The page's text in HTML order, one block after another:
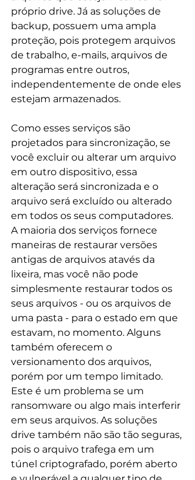
próprio drive. Já as soluções de
backup, possuem uma ampla
proteção, pois protegem arquivos
de trabalho, e-mails, arquivos de
programas entre outros,
independentemente de onde eles
estejam armazenados.
Como esses serviços são
projetados para sincronização, se
você excluir ou alterar um arquivo
em outro dispositivo, essa
alteração será sincronizada e o
arquivo será excluído ou alterado
em todos os seus computadores.
A maioria dos serviços fornece
maneiras de restaurar versões
antigas de arquivos atavés da
lixeira, mas você não pode
simplesmente restaurar todos os
seus arquivos - ou os arquivos de
uma pasta - para o estado em que
estavam, no momento. Alguns
também oferecem o
versionamento dos arquivos,
porém por um tempo limitado.
Este é um problema se um
ransomware ou algo mais interferir
em seus arquivos. As soluções
drive também não são tão seguras,
pois o arquivo trafega em um
túnel criptografado, porém aberto